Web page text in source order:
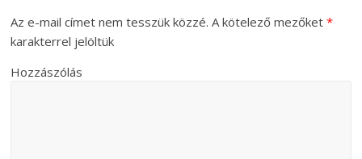
Az e-mail címet nem tesszük közzé. A kötelező mezőket*
karakterrel jelöltük
Hozzászólás